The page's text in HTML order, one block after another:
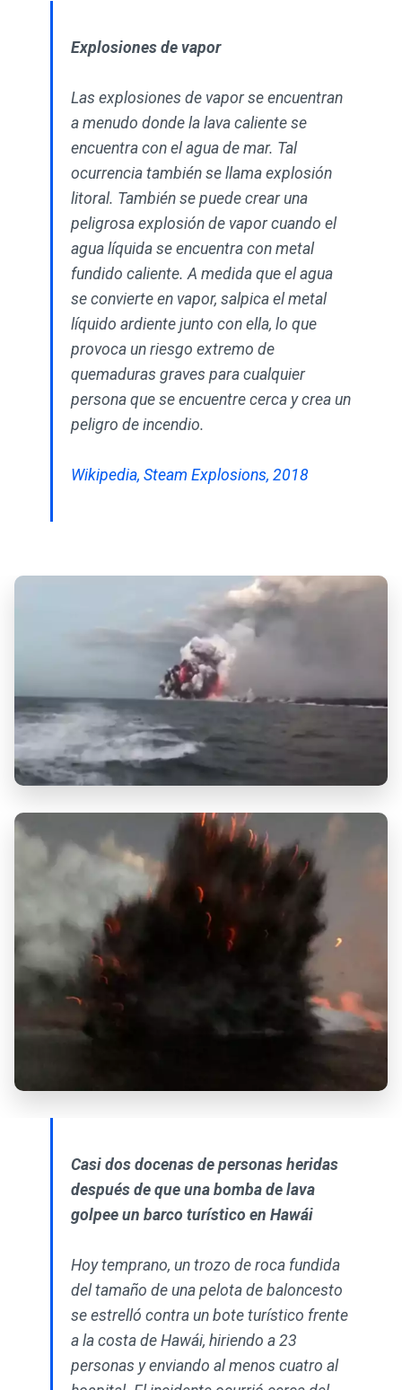
Explosiones de vapor
Las explosiones de vapor se encuentran
a menudo donde la lava caliente se
encuentra con el agua de mar. Tal
ocurrencia también se llama explosión
litoral. También se puede crear una
peligrosa explosión de vapor cuando el
agua líquida se encuentra con metal
fundido caliente. A medida que el agua
se convierte en vapor, salpica el metal
líquido ardiente junto con ella, lo que
provoca un riesgo extremo de
quemaduras graves para cualquier
persona que se encuentre cerca y crea un
peligro de incendio.
Wikipedia, Steam Explosions, 2018
Casi dos docenas de personas heridas
después de que una bomba de lava
golpee un barco turístico en Hawái
Hoy temprano, un trozo de roca fundida
del tamaño de una pelota de baloncesto
se estrelló contra un bote turístico frente
a la costa de Hawái, hiriendo a 23
personas y enviando al menos cuatro al